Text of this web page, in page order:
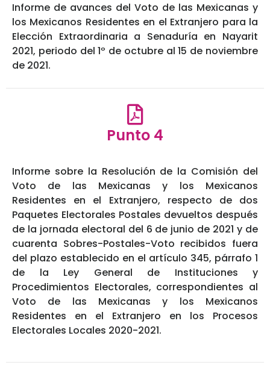
Informe de avances del Voto de las Mexicanas y
los Mexicanos Residentes en el Extranjero para la
Elección Extraordinaria a Senaduría en Nayarit
2021, periodo del 1º de octubre al 15 de noviembre
de 2021.
Punto 4
Informe sobre la Resolución de la Comisión del
Voto de las Mexicanas y los Mexicanos
Residentes en el Extranjero, respecto de dos
Paquetes Electorales Postales devueltos después
de la jornada electoral del 6 de junio de 2021 y de
cuarenta Sobres-Postales-Voto recibidos fuera
del plazo establecido en el artículo 345, párrafo 1
de la Ley General de Instituciones y
Procedimientos Electorales, correspondientes al
Voto de las Mexicanas y los Mexicanos
Residentes en el Extranjero en los Procesos
Electorales Locales 2020-2021.